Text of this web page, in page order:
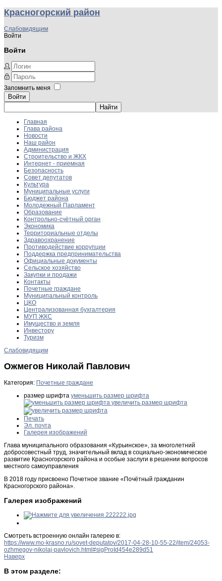
Красногорский район
Слабовидящим
Войти
Войти
Запомнить меня
Войти
Главная
Глава района
Новости
Наш район
Администрация
Строительство и ЖКХ
Интернет - приемная
Безопасность
Совет депутатов
Культура
Муниципальные услуги
Бюджет района
Молодежный Парламент
Образование
Контрольно-счётный орган
Экономика
Территориальные отделы
Здравоохранение
Противодействие коррупции
Поддержка предпринимательства
Официальные документы
Сельское хозяйство
Закупки и продажи
Контакты
Почетные граждане
Муниципальный контроль
ЦКО
Централизованная бухгалтерия
МУП ЖКС
Имущество и земля
Инвестору
Туризм
Слабовидящим
Ожмегов Николай Павлович
Категория: Почетные граждане
размер шрифта уменьшить размер шрифта
увеличить размер шрифта
Печать
Эл. почта
Галерея изображений
Глава муниципального образования «Курьинское», за многолетний
добросовестный труд, значительный вклад в социально-экономическое
развитие Красногорского района и особые заслуги в решении вопросов
местного самоуправления
В 2018 году присвоено Почетное звание «Почётный гражданин
Красногорского района».
Галерея изображений
Смотреть встроенную онлайн галерею в:
https://www.mo-krasno.ru/sovet-deputatov/2017-04-28-10-55-22/item/24053-
ozhmegov-nikolaj-pavlovich.html#sigProId454e289d51
Наверх
В этом разделе: